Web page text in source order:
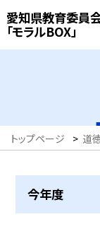
愛知県教育委員
「モラルBOX」
トップページ > 道
今年度